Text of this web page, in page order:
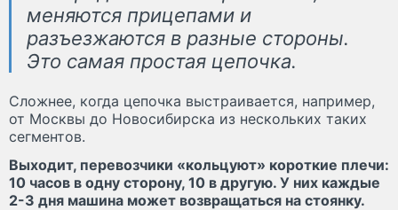
меняются прицепами и
разъезжаются в разные стороны.
Это самая простая цепочка.
Сложнее, когда цепочка выстраивается, например,
от Москвы до Новосибирска из нескольких таких
сегментов.
Выходит, перевозчики «кольцуют» короткие плечи:
10 часов в одну сторону, 10 в другую. У них каждые
2-3 дня машина может возвращаться на стоянку.